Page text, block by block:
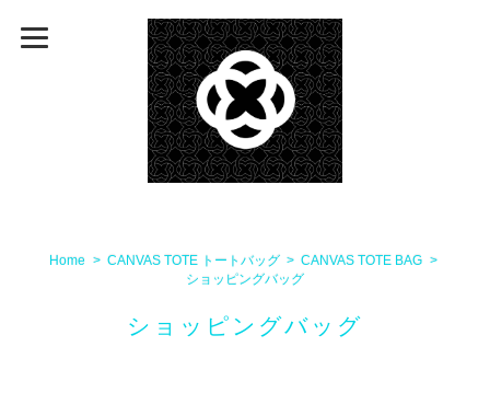
Home CANVAS TOTE トートバッグ
CANVAS TOTE BAG
ショッピングバッグ
ショッピングバッグ